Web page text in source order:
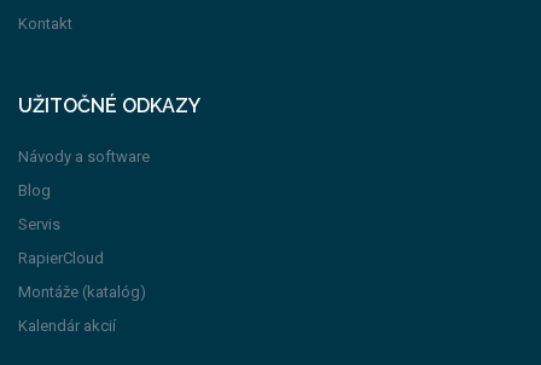
Kontakt
UŽITOČNÉ ODKAZY
Návody a software
Blog
Servis
RapierCloud
Montáže (katalóg)
Kalendár akcií